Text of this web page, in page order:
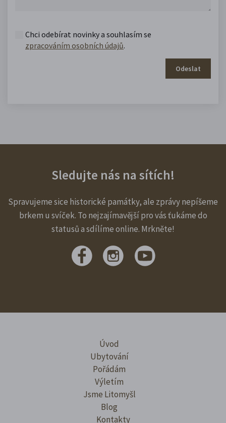
Chci odebírat novinky a souhlasím se
zpracováním osobních údajů.
Odeslat
Sledujte nás na sítích!
Spravujeme sice historické památky, ale zprávy nepíšeme
brkem u svíček. To nejzajímavější pro vás ťukáme do
statusů a sdílíme online. Mrkněte!
Úvod
Ubytování
Pořádám
Výletím
Jsme Litomyšl
Blog
Kontakty